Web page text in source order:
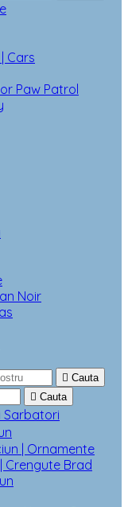
Cars
Paw Patrol
Noir
 Cauta
 Cauta
Sarbatori
| Ornamente
Crengute Brad